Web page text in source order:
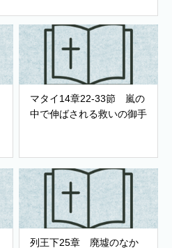
マタイ14章22-33節 嵐の
中で伸ばされる救いの御手
列王下25章 廃墟のなか